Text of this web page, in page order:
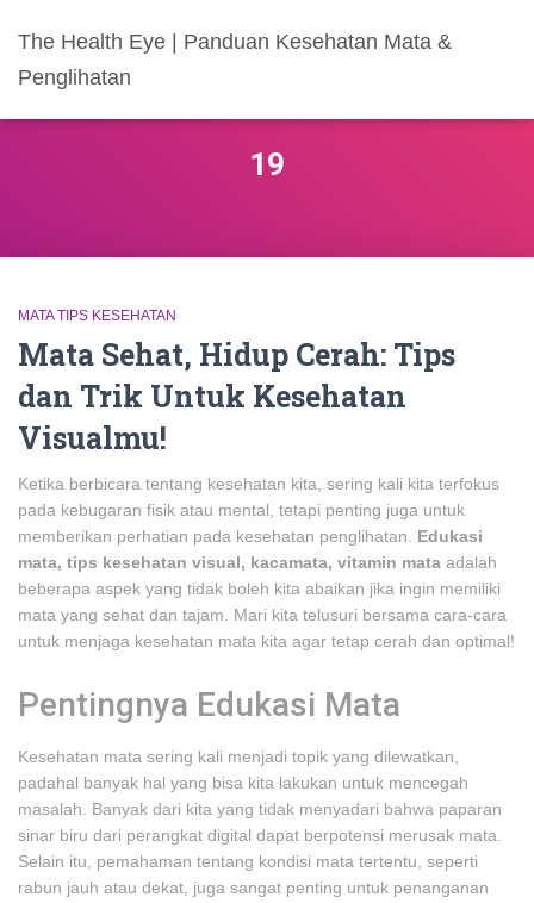
The Health Eye | Panduan Kesehatan Mata &
Penglihatan
19
MATA TIPS KESEHATAN
Mata Sehat, Hidup Cerah: Tips
dan Trik Untuk Kesehatan
Visualmu!
Ketika berbicara tentang kesehatan kita, sering kali kita terfokus
pada kebugaran fisik atau mental, tetapi penting juga untuk
memberikan perhatian pada kesehatan penglihatan. Edukasi
mata, tips kesehatan visual, kacamata, vitamin mata adalah
beberapa aspek yang tidak boleh kita abaikan jika ingin memiliki
mata yang sehat dan tajam. Mari kita telusuri bersama cara-cara
untuk menjaga kesehatan mata kita agar tetap cerah dan optimal!
Pentingnya Edukasi Mata
Kesehatan mata sering kali menjadi topik yang dilewatkan,
padahal banyak hal yang bisa kita lakukan untuk mencegah
masalah. Banyak dari kita yang tidak menyadari bahwa paparan
sinar biru dari perangkat digital dapat berpotensi merusak mata.
Selain itu, pemahaman tentang kondisi mata tertentu, seperti
rabun jauh atau dekat, juga sangat penting untuk penanganan